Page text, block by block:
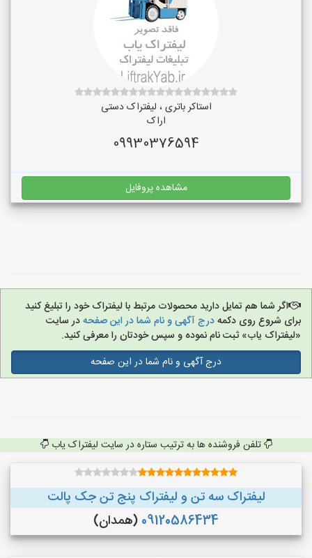
استاکر باتری ، لیفتراک دستی
اراک
09930376594
مشاهده پروفایل
اگر شما هم تمایل دارید محصولات مرتبط با لیفتراک خود را تبلیغ کنید
برای شروع روی دکمهدرج آگهی و نام شما در این صفحهدر سایت
«لیفتراک یاب» ثبت نام نموده و سپس خودتان را معرفی کنید.
درج آگهی و نام شما در این صفحه
تلفن فروشنده ها به ترتیب ستاره در سایت لیفتراک یاب
لیفتراک سه تن و لیفتراک پنج تن جک پالت
09120586434 (همدان)